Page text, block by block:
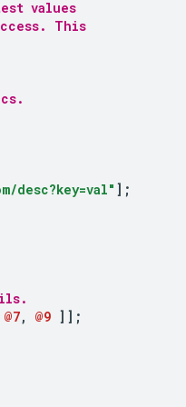
values
This
desc?key=val" ];
@7, @9 ] ];